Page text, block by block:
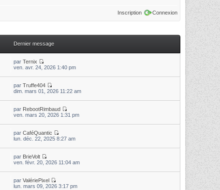
Inscription Connexion
Dernier message
parTernix
ven. avr. 24, 2026 1:40 pm
parTruffe404
dim. mars 01, 2026 11:22 am
par RebootRimbaud
ven. mars 20, 2026 1:31 pm
parCaféQuantic
lun. déc. 22, 2025 8:27 am
par BrieVolt
ven. févr. 20, 2026 11:04 am
parValériePixel
lun. mars 09, 2026 3:17 pm